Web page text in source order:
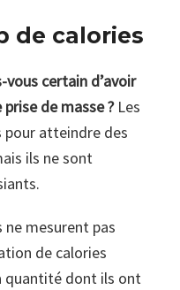
de calories
vous certain d’avoir
de masse ?Les
atteindre des
ils ne sont
ne mesurent pas
de calories
quantité dont ils ont